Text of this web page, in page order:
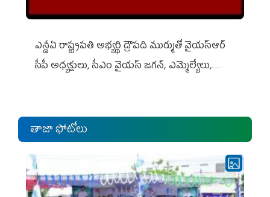
ఎన్డీఏ రాష్ట్ర‌ప‌తి అభ్య‌ర్థి ద్రౌప‌ది ముర్ముతో వైయ‌స్ఆర్
సీపీ అధ్య‌క్షులు, సీఎం వైయ‌స్ జ‌గ‌న్, ఎమ్మెల్యేలు,
తాజా ఫోటోలు